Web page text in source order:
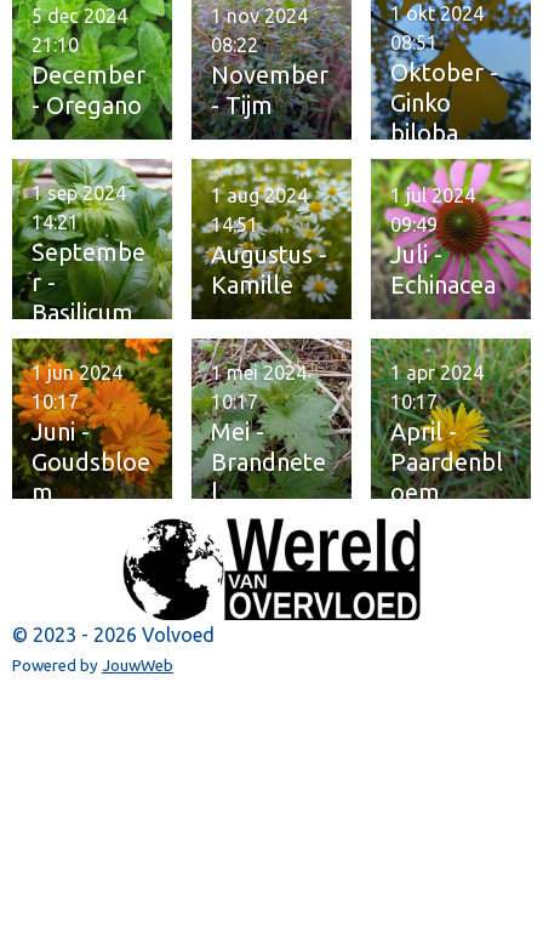
December
- Oregano
5 dec 2024
21:10
November
- Tijm
1 nov 2024
08:22
Oktober -
Ginko
biloba
1 okt 2024
08:51
Septembe
r -
Basilicum
1 sep 2024
14:21
Augustus -
Kamille
1 aug 2024
14:51
Juli -
Echinacea
1 jul 2024
09:49
Juni -
Goudsbloe
m
1 jun 2024
10:17
Mei -
Brandnete
l
1 mei 2024
10:17
April -
Paardenbl
oem
1 apr 2024
10:17
© 2023 - 2026 Volvoed
Powered by JouwWeb